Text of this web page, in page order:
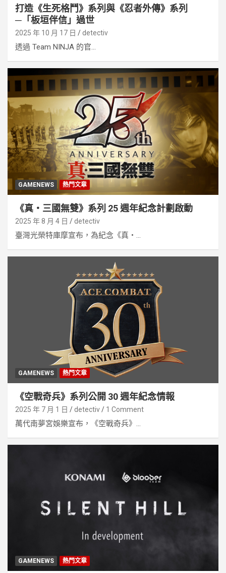
打造《生死格鬥》系列與《忍者外傳》系列
─「板垣伴信」過世
2025 年 10 月 17 日 detectiv
透過 Team NINJA 的官...
GAMENEWS 熱門文章
《真・三國無雙》系列 25 週年紀念計劃啟動
2025 年 8 月 4 日 detectiv
臺灣光榮特庫摩宣布，為紀念《真・...
GAMENEWS 熱門文章
《空戰奇兵》系列公開 30 週年紀念情報
2025 年 7 月 1 日 detectiv 1 Comment
萬代南夢宮娛樂宣布，《空戰奇兵》...
GAMENEWS 熱門文章